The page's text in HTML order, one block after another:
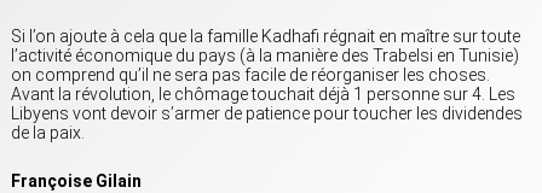
Si l’on ajoute à cela que la famille Kadhafi régnait en maître sur toute
l’activité économique du pays (à la manière des Trabelsi en Tunisie)
on comprend qu’il ne sera pas facile de réorganiser les choses.
Avant la révolution, le chômage touchait déjà 1 personne sur 4. Les
Libyens vont devoir s’armer de patience pour toucher les dividendes
de la paix.
Françoise Gilain